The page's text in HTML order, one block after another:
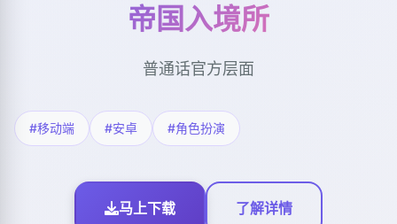
帝国入境所
普通话官方层面
#移动端 #安卓 #角色扮演
马上下载 了解详情